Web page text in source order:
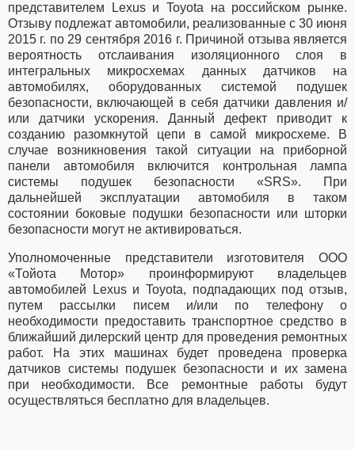
представителем Lexus и Toyota на российском рынке.
Отзыву подлежат автомобили, реализованные с 30 июня
2015 г. по 29 сентября 2016 г. Причиной отзыва является
вероятность отслаивания изоляционного слоя в
интегральных микросхемах данных датчиков на
автомобилях, оборудованных системой подушек
безопасности, включающей в себя датчики давления и/
или датчики ускорения. Данный дефект приводит к
созданию разомкнутой цепи в самой микросхеме. В
случае возникновения такой ситуации на приборной
панели автомобиля включится контрольная лампа
системы подушек безопасности «SRS». При
дальнейшей эксплуатации автомобиля в таком
состоянии боковые подушки безопасности или шторки
безопасности могут не активироваться.
Уполномоченные представители изготовителя ООО
«Тойота Мотор» проинформируют владельцев
автомобилей Lexus и Toyota, подпадающих под отзыв,
путем рассылки писем и/или по телефону о
необходимости предоставить транспортное средство в
ближайший дилерский центр для проведения ремонтных
работ. На этих машинах будет проведена проверка
датчиков системы подушек безопасности и их замена
при необходимости. Все ремонтные работы будут
осуществляться бесплатно для владельцев.